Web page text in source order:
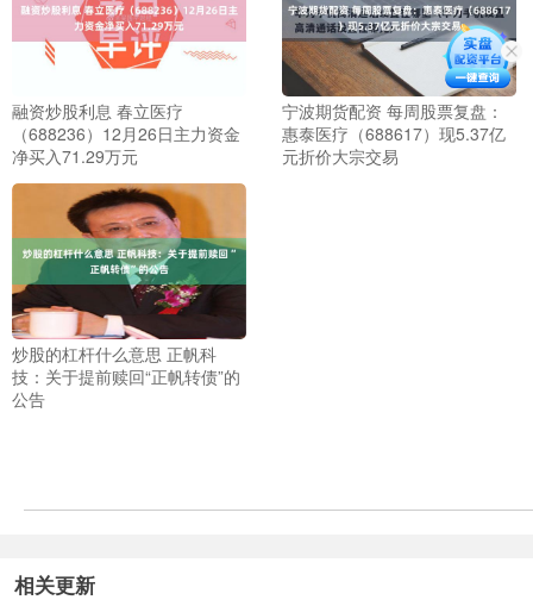
融资炒股利息 春立医疗
（688236）12月26日主力资金
净买入71.29万元
宁波期货配资 每周股票复盘：
惠泰医疗（688617）现5.37亿
元折价大宗交易
炒股的杠杆什么意思 正帆科
技：关于提前赎回“正帆转债”的
公告
相关更新